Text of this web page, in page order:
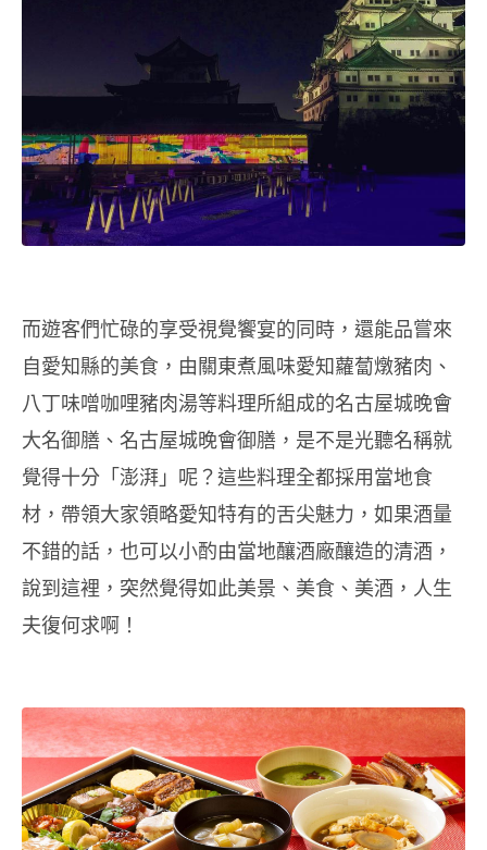
而遊客們忙碌的享受視覺饗宴的同時，還能品嘗來
自愛知縣的美食，由關東煮風味愛知蘿蔔燉豬肉、
八丁味噌咖哩豬肉湯等料理所組成的名古屋城晚會
大名御膳、名古屋城晚會御膳，是不是光聽名稱就
覺得十分「澎湃」呢？這些料理全都採用當地食
材，帶領大家領略愛知特有的舌尖魅力，如果酒量
不錯的話，也可以小酌由當地釀酒廠釀造的清酒，
說到這裡，突然覺得如此美景、美食、美酒，人生
夫復何求啊！